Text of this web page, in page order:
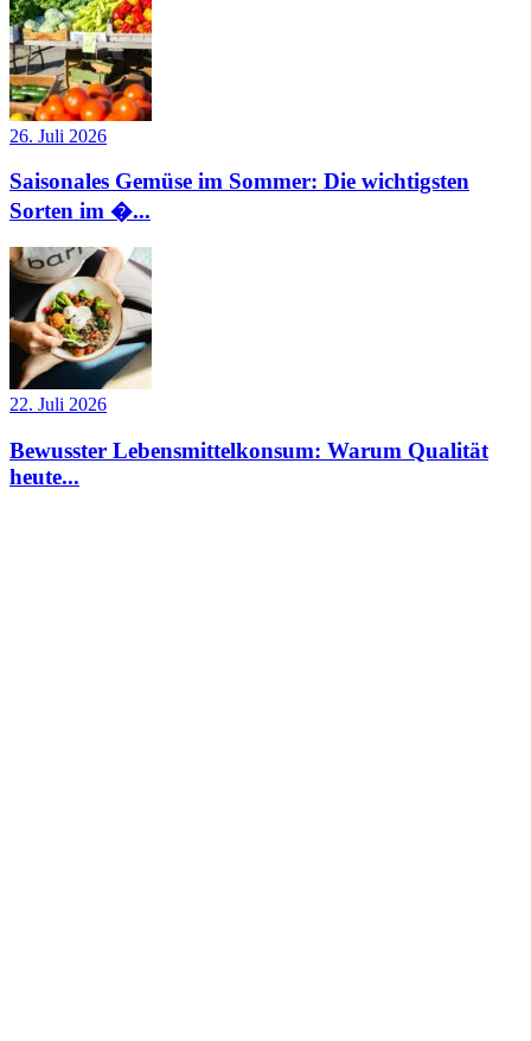
26. Juli 2026
Saisonales Gemüse im Sommer: Die wichtigsten
Sorten im �...
22. Juli 2026
Bewusster Lebensmittelkonsum: Warum Qualität
heute...